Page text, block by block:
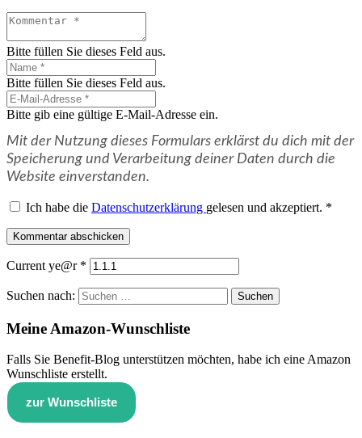
Bitte füllen Sie dieses Feld aus.
Bitte füllen Sie dieses Feld aus.
Bitte gib eine gültige E-Mail-Adresse ein.
Mit der Nutzung dieses Formulars erklärst du dich mit der
Speicherung und Verarbeitung deiner Daten durch die
Website einverstanden.
Ich habe die Datenschutzerklärung gelesen und akzeptiert. *
Kommentar abschicken
Current ye@r *
Suchen nach:
Meine Amazon-Wunschliste
Falls Sie Benefit-Blog unterstützen möchten, habe ich eine Amazon
Wunschliste erstellt.
zur Wunschliste